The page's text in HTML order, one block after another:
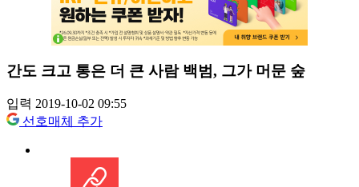
간도 크고 통은 더 큰 사람 백범, 그가 머문 숲
입력 2019-10-02 09:55
선호매체 추가